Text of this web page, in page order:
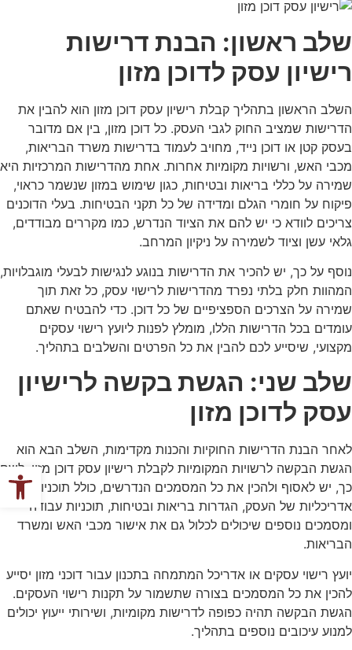
שלב ראשון: הבנת דרישות
רישיון עסק לדוכן מזון
השלב הראשון בתהליך קבלת רישיון עסק דוכן מזון הוא להבין את
הדרישות שמציב החוק לגבי העסק. כל דוכן מזון, בין אם מדובר
בעסק קטן או דוכן נייד, מחויב לעמוד בדרישות משרד הבריאות,
מכבי האש, ורשויות מקומיות אחרות. אחת מהדרישות המרכזיות היא
שמירה על כללי בריאות ובטיחות, כגון שימוש במזון שנשמר כראוי,
פיקוח על חומרי הגלם ומדידה של כל תקני הבטיחות. בעלי הדוכנים
צריכים לוודא כי יש להם את הציוד הנדרש, כמו מקררים מבודדים,
גלאי עשן וציוד לשמירה על ניקיון המרחב.
נוסף על כך, יש להכיר את הדרישות בנוגע לנגישות לבעלי מוגבלויות,
המהוות חלק בלתי נפרד מהדרישות לרישוי עסק, כל זאת תוך
שמירה על הצרכים הספציפיים של כל דוכן. כדי להבטיח שאתם
עומדים בכל הדרישות הללו, מומלץ לפנות ליועץ רישוי עסקים
מקצועי, שיסייע לכם להבין את כל הפרטים והשלבים בתהליך.
שלב שני: הגשת בקשה לרישיון
עסק לדוכן מזון
לאחר הבנת הדרישות החוקיות והכנות מקדימות, השלב הבא הוא
הגשת הבקשה לרשויות המקומיות לקבלת רישיון עסק דוכן מזון. לשם
כך, יש לאסוף ולהכין את כל המסמכים הנדרשים, כולל תוכניות
אדריכליות של העסק, הגדרות בריאות ובטיחות, תוכניות עבודה
ומסמכים נוספים שיכולים לכלול גם את אישור מכבי האש ומשרד
הבריאות.
יועץ רישוי עסקים או אדריכל המתמחה בתכנון עבור דוכני מזון יסייע
להכין את כל המסמכים בצורה שתשמור על תקנות רישוי העסקים.
הגשת הבקשה תהיה כפופה לדרישות מקומיות, ושירותי ייעוץ יכולים
למנוע עיכובים נוספים בתהליך.
פתח